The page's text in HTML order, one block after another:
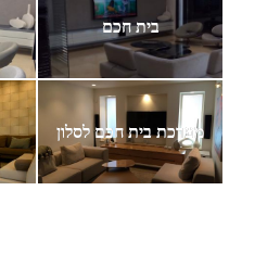
בית חכם
מערכת בית חכם לסלון